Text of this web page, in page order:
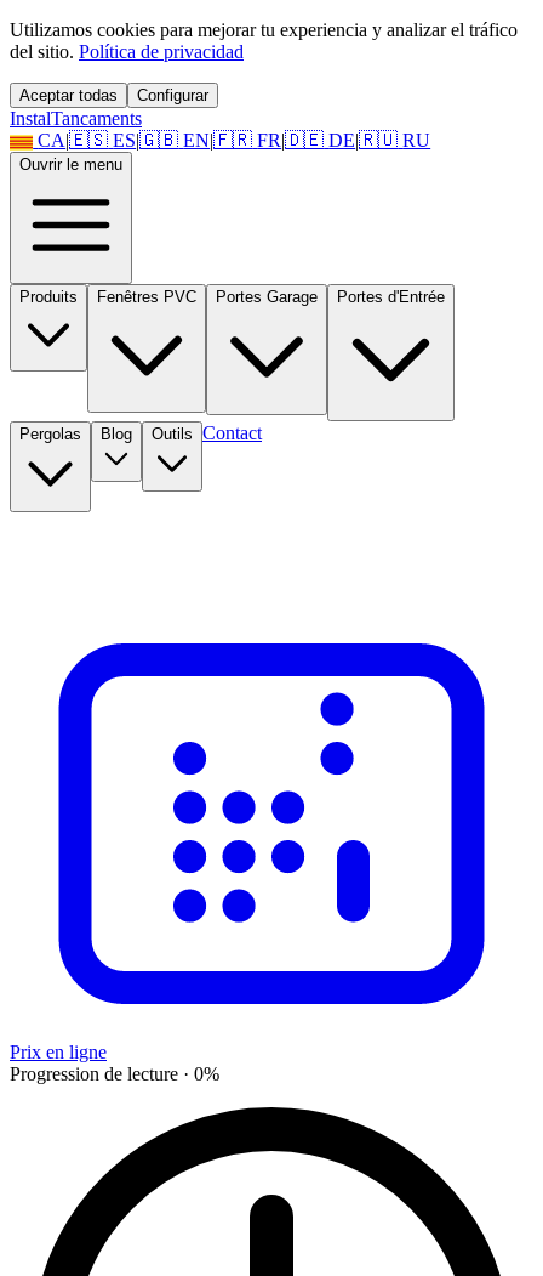
Utilizamos cookies para mejorar tu experiencia y analizar el tráfico
del sitio. Política de privacidad
Aceptar todas Configurar
InstalTancaments
CA|🇪🇸 ES|🇬🇧 EN|🇫🇷 FR|🇩🇪 DE|🇷🇺 RU
Ouvrir le menu
Produits Fenêtres PVC Portes Garage Portes d'Entrée
Pergolas Blog Outils Contact
Prix en ligne
Progression de lecture · 0%